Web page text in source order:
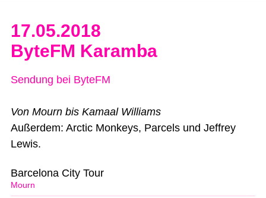
17.05.2018
ByteFM Karamba
Sendung bei ByteFM
Von Mourn bis Kamaal Williams
Außerdem: Arctic Monkeys, Parcels und Jeffrey
Lewis.
Mourn
Barcelona City Tour